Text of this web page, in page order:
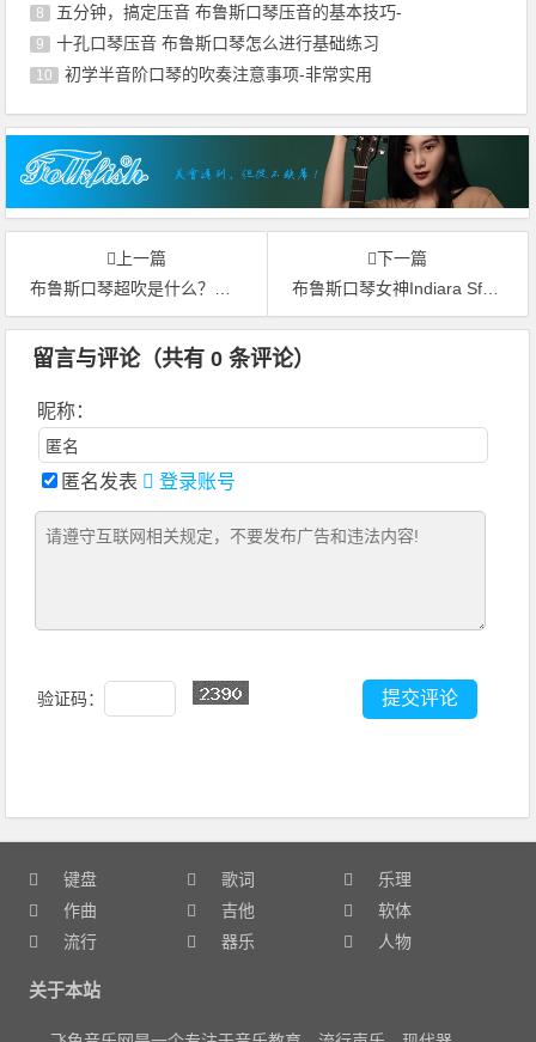
8 五分钟，搞定压音 布鲁斯口琴压音的基本技巧-
9 十孔口琴压音 布鲁斯口琴怎么进行基础练习
10 初学半音阶口琴的吹奏注意事项-非常实用
上一篇
布鲁斯口琴超吹是什么？怎么实现？
下一篇
布鲁斯口琴女神Indiara Sfair演奏Improvisation in Cm
留言与评论（共有0 条评论）
昵称：
匿名发表 登录账号
验证码：
键盘 歌词
乐理
作曲
吉他
软体
流行
器乐 人物
关于本站